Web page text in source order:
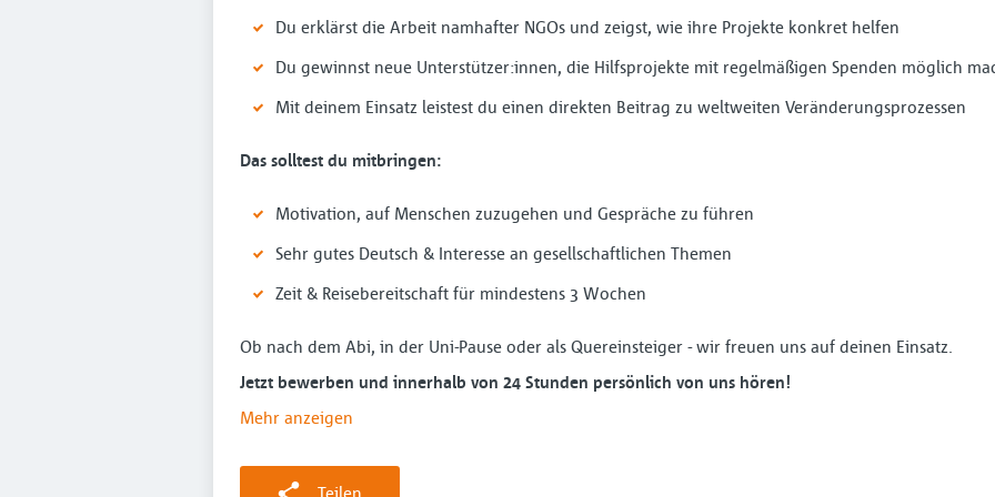
Du erklärst die Arbeit namhafter NGOs und zeigst, wie ihre Projekte konkret helfen
Du gewinnst neue Unterstützer:innen, die Hilfsprojekte mit regelmäßigen Spenden möglich
Mit deinem Einsatz leistest du einen direkten Beitrag zu weltweiten Veränderungsprozessen
Das solltest du mitbringen:
Motivation, auf Menschen zuzugehen und Gespräche zu führen
Sehr gutes Deutsch & Interesse an gesellschaftlichen Themen
Zeit & Reisebereitschaft für mindestens 3 Wochen
Ob nach dem Abi, in der Uni-Pause oder als Quereinsteiger - wir freuen uns auf deinen Einsatz.
Jetzt bewerben und innerhalb von 24 Stunden persönlich von uns hören!
Mehr anzeigen
Teilen